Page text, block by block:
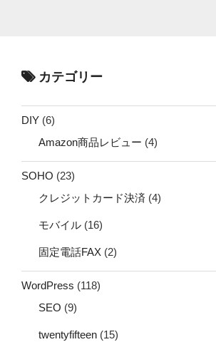
カテゴリー
DIY (6)
Amazon商品レビュー (4)
SOHO (23)
クレジットカード決済 (4)
モバイル (16)
固定電話FAX (2)
WordPress (118)
SEO (9)
twentyfifteen (15)